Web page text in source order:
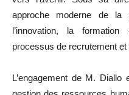
approche moderne de
l’innovation, la formation
processus de recrutement
L’engagement de M. Diallo